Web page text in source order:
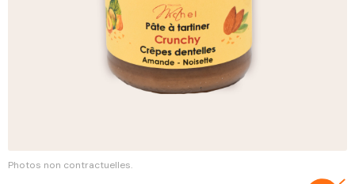
Photos non contractuelles.